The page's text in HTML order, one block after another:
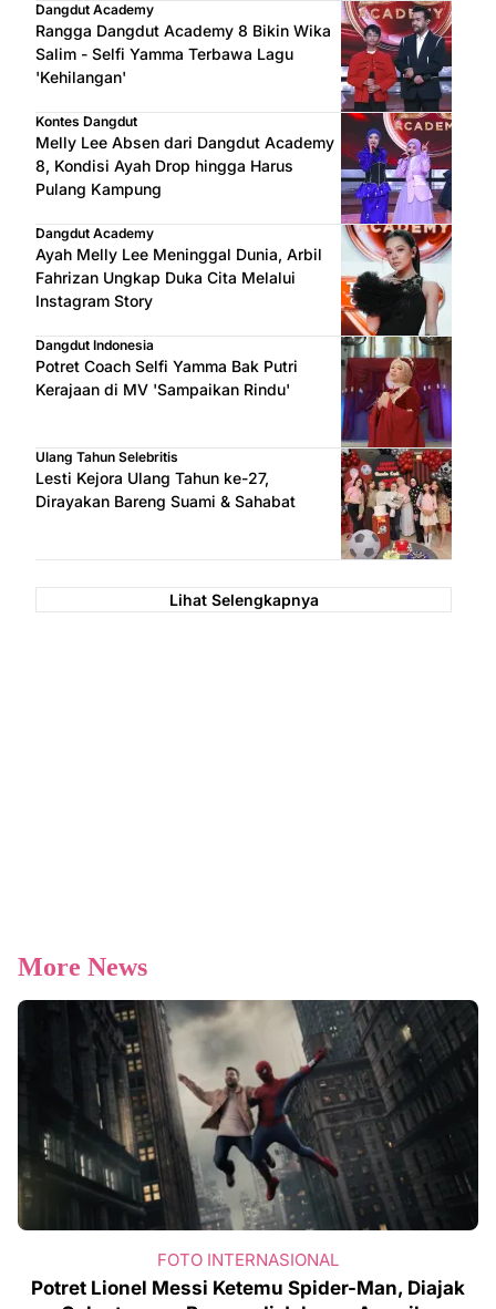
Dangdut Academy
Rangga Dangdut Academy 8 Bikin Wika
Salim - Selfi Yamma Terbawa Lagu
'Kehilangan'
Kontes Dangdut
Melly Lee Absen dari Dangdut Academy
8, Kondisi Ayah Drop hingga Harus
Pulang Kampung
Dangdut Academy
Ayah Melly Lee Meninggal Dunia, Arbil
Fahrizan Ungkap Duka Cita Melalui
Instagram Story
Dangdut Indonesia
Potret Coach Selfi Yamma Bak Putri
Kerajaan di MV 'Sampaikan Rindu'
Ulang Tahun Selebritis
Lesti Kejora Ulang Tahun ke-27,
Dirayakan Bareng Suami & Sahabat
Lihat Selengkapnya
More News
FOTO INTERNASIONAL
Potret Lionel Messi Ketemu Spider-Man, Diajak